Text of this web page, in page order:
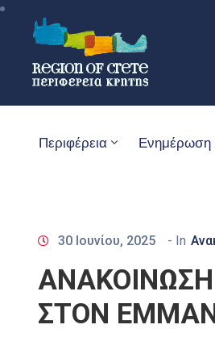
Περιφέρεια Ενημέρωση
30 Ιουνίου, 2025 - In
ΣΤΟΝ